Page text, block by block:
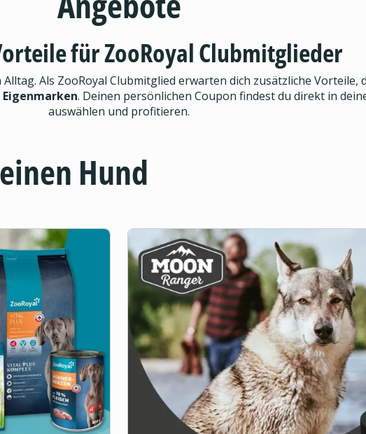
für ZooRoyal Clubmitglieder
Als ZooRoyal Clubmitglied erwarten dich zusätzliche Vorteile,
. Deinen persönlichen Coupon findest du direkt in
auswählen und profitieren.
Hund